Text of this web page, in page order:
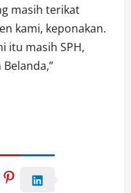
masih terikat
kami, keponakan.
itu masih SPH,